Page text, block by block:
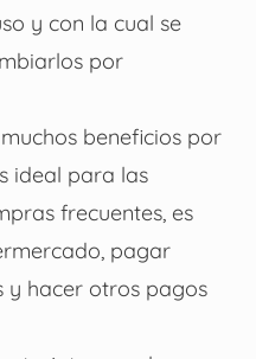
y con la cual se
por
beneficios por
ideal para las
frecuentes, es
pagar
y hacer otros pagos